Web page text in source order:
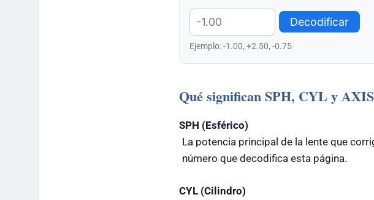
Decodificar
Ejemplo: -1.00, +2.50, -0.75
Qué significan SPH, CYL y AXIS
SPH (Esférico)
La potencia principal de la lente que
número que decodifica esta página.
CYL (Cilindro)